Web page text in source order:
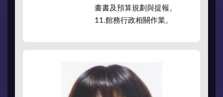
畫書及預算規劃與提報。
11.館務行政相關作業。